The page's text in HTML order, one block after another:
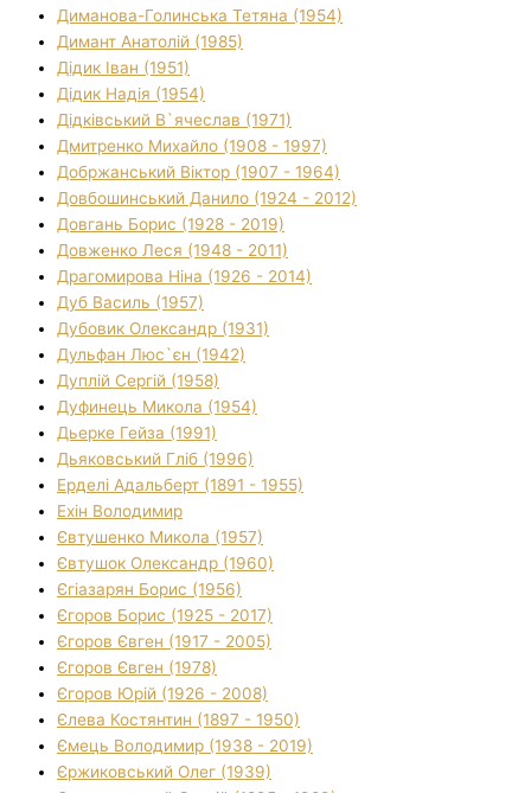
Диманова-Голинська Тетяна (1954)
Димант Анатолій (1985)
Дідик Іван (1951)
Дідик Надія (1954)
Дідківський В`ячеслав (1971)
Дмитренко Михайло (1908 - 1997)
Добржанський Віктор (1907 - 1964)
Довбошинський Данило (1924 - 2012)
Довгань Борис (1928 - 2019)
Довженко Леся (1948 - 2011)
Драгомирова Ніна (1926 - 2014)
Дуб Василь (1957)
Дубовик Олександр (1931)
Дульфан Люс`єн (1942)
Дуплій Сергій (1958)
Дуфинець Микола (1954)
Дьерке Гейза (1991)
Дьяковський Гліб (1996)
Ерделі Адальберт (1891 - 1955)
Ехін Володимир
Євтушенко Микола (1957)
Євтушок Олександр (1960)
Єгіазарян Борис (1956)
Єгоров Борис (1925 - 2017)
Єгоров Євген (1917 - 2005)
Єгоров Євген (1978)
Єгоров Юрій (1926 - 2008)
Єлева Костянтин (1897 - 1950)
Ємець Володимир (1938 - 2019)
Єржиковський Олег (1939)